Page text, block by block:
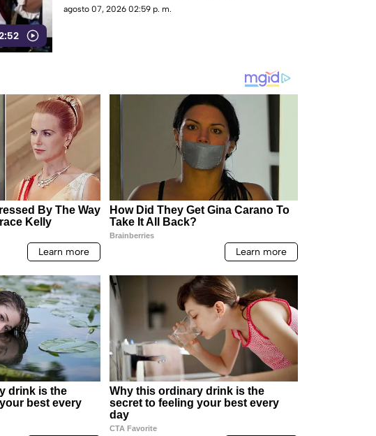
inconsistencias en La Mañanera.
agosto 07, 2026 02:59 p. m.